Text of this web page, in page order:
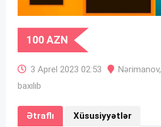
100AZN
3 Aprel 2023 02:53 Nərimanov,
baxılıb
Ətraflı Xüsusiyyətlər